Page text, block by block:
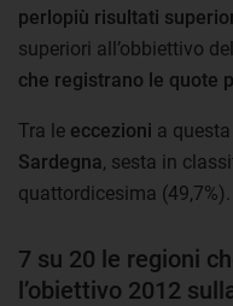
perlopiù risultati
superiori all’obbiettivo
che registrano le quote
Tra le eccezioni a
Sardegna, sesta in
quattordicesima (49,7%).
7 su 20 le regioni
l’obiettivo 2012